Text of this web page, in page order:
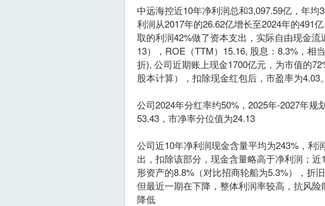
中远海控近10年净利润总和3,097.59亿，年
利润从2017年的26.62亿增长至2024年的491
取的利润42%做了资本支出，实际自由现金
13），ROE（TTM）15.16, 股息：8.3%，相
折), 公司近期账上现金1700亿元，为市值的
股本计算），扣除现金红包后，市盈率为4.03。
公司2024年分红率约50%，2025年-2027年
53.43，市净率分位值为24.13
公司近10年净利润现金含量平均为243%，利
出，扣除该部分，现金含量略高于净利润；
形资产的8.8%（对比招商轮船为5.3%），折
但最近一期在下降，整体利润率较高，抗风
降低